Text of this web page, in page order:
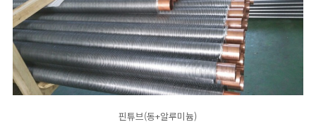
핀튜브(동+알루미늄)